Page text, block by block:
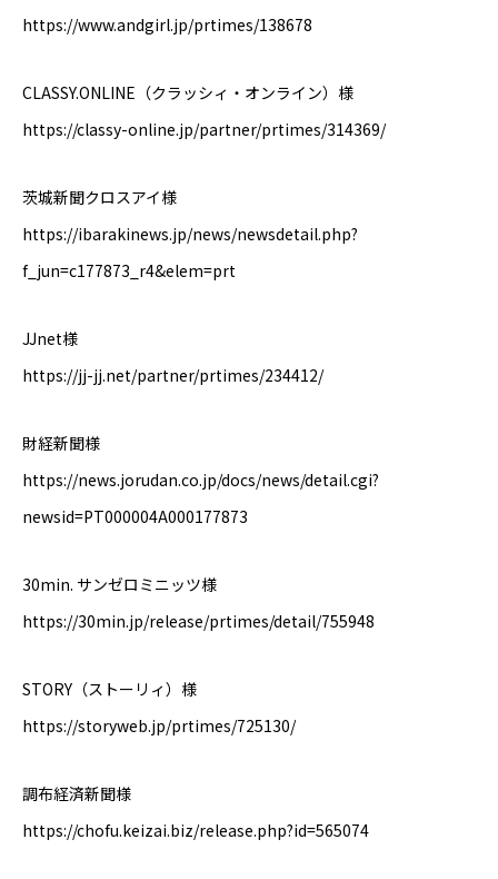
https://www.andgirl.jp/prtimes/138678
CLASSY.ONLINE（クラッシィ・オンライン）様
https://classy-online.jp/partner/prtimes/314369/
茨城新聞クロスアイ様
https://ibarakinews.jp/news/newsdetail.php?
f_jun=c177873_r4&elem=prt
JJnet様
https://jj-jj.net/partner/prtimes/234412/
財経新聞様
https://news.jorudan.co.jp/docs/news/detail.cgi?
newsid=PT000004A000177873
30min. サンゼロミニッツ様
https://30min.jp/release/prtimes/detail/755948
STORY（ストーリィ）様
https://storyweb.jp/prtimes/725130/
調布経済新聞様
https://chofu.keizai.biz/release.php?id=565074